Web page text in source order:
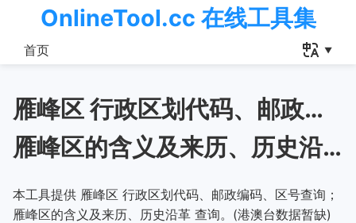
OnlineTool.cc 在线工具集
首页
雁峰区 行政区划代码、邮政编码、区号查询
雁峰区的含义及来历、历史沿革
本工具提供 雁峰区 行政区划代码、邮政编码、区号查询；
雁峰区的含义及来历、历史沿革 查询。(港澳台数据暂缺)